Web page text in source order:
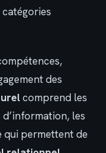
des
comprend les
les
qui permettent de